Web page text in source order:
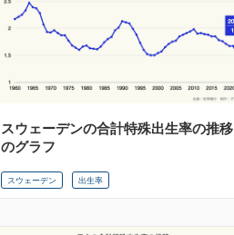
スウェーデンの合計特殊出生率の推移
のグラフ
スウェーデン 出生率